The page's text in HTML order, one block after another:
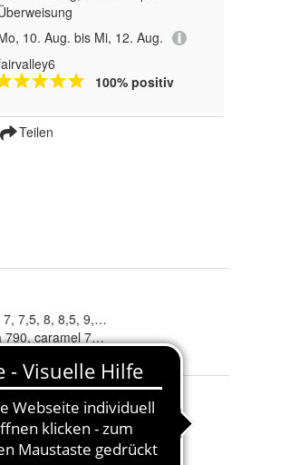
10. Aug. bis Mi, 12. Aug.
100% positiv
Teilen